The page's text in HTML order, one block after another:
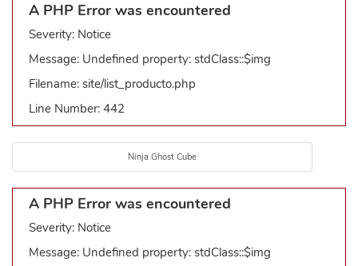
A PHP Error was encountered
Severity: Notice
Message: Undefined property: stdClass::$img
Filename: site/list_producto.php
Line Number: 442
Ninja Ghost Cube
A PHP Error was encountered
Severity: Notice
Message: Undefined property: stdClass::$img